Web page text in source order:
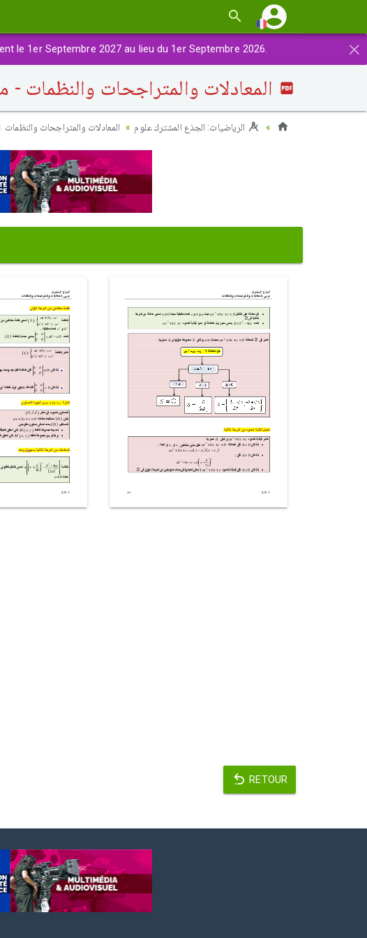
×
le 1er Septembre 2027 au lieu du 1er Septembre 2026.
المعادلات والمتراجحات والنظمات
الرياضيات: الجذع المشترك علوم المعادلات والمتراجحات والنظمات
RETOUR